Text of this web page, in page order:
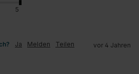
5
Ja Melden Teilen vor 4 Jahren